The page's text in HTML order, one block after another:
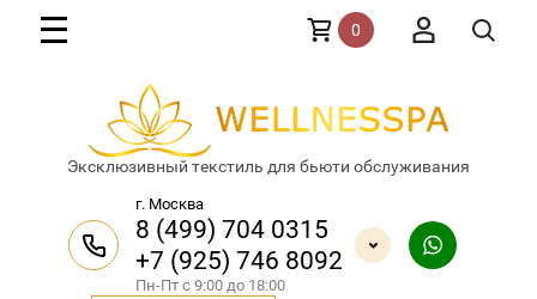
Эксклюзивный текстиль для бьюти обслуживания
г. Москва
8 (499) 704 0315
+7 (925) 746 8092
Пн-Пт с 9:00 до 18:00
0